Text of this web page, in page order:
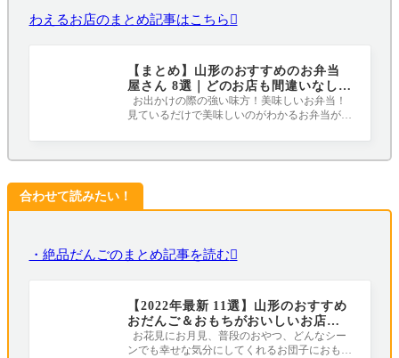
わえるお店のまとめ記事はこちら
【まとめ】山形のおすすめのお弁当
屋さん 8選｜どのお店も間違いなしで
す！
お出かけの際の強い味方！美味しいお弁当！
見ているだけで美味しいのがわかるお弁当が山
合わせて読みたい！
・絶品だんごのまとめ記事を読む
【2022年最新 11選】山形のおすすめ
おだんご＆おもちがおいしいお店は
ここだ！
お花見にお月見、普段のおやつ、どんなシー
ンでも幸せな気分にしてくれるお団子におも